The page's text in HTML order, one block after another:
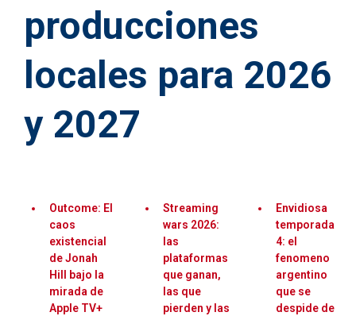
producciones
locales para 2026
y 2027
Outcome: El
caos
existencial
de Jonah
Hill bajo la
mirada de
Apple TV+
Streaming
wars 2026:
las
plataformas
que ganan,
las que
pierden y las
Envidiosa
temporada
4: el
fenomeno
argentino
que se
despide de